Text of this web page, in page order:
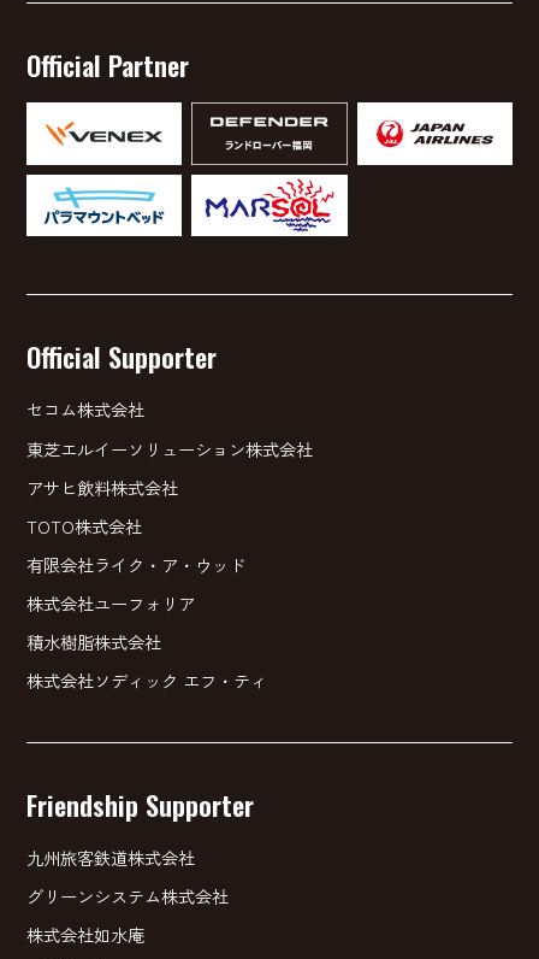
Official Partner
Official Supporter
セコム株式会社
東芝エルイーソリューション株式会社
アサヒ飲料株式会社
TOTO株式会社
有限会社ライク・ア・ウッド
株式会社ユーフォリア
積水樹脂株式会社
株式会社ソディック エフ・ティ
Friendship Supporter
九州旅客鉄道株式会社
グリーンシステム株式会社
株式会社如水庵